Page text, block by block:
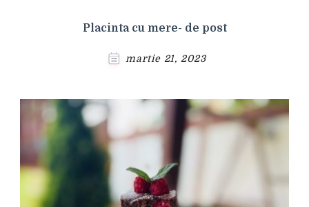
Placinta cu mere- de post
martie 21, 2023